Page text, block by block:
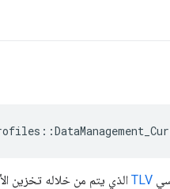
TLV الذي يتم من خلاله تخزين